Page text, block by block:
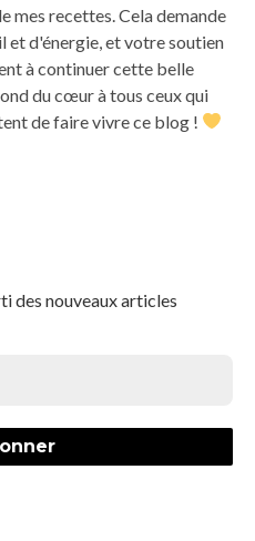
mes recettes. Cela demande
et d'énergie, et votre soutien
à continuer cette belle
du cœur à tous ceux qui
de faire vivre ce blog !
des nouveaux articles